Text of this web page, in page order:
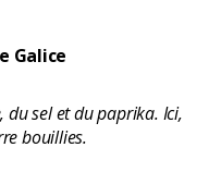
Galice
du sel et du paprika. Ici,
bouillies.